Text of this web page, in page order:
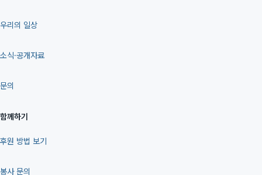
우리의 일상
소식·공개자료
문의
함께하기
후원 방법 보기
봉사 문의